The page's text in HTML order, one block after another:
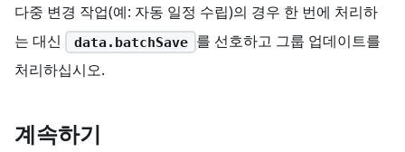
다중 변경 작업(예: 자동 일정 수립)의 경우 한 번에 처리하
는 대신
data.batchSave 를 선호하고 그룹 업데이트를
처리하십시오.
계속하기